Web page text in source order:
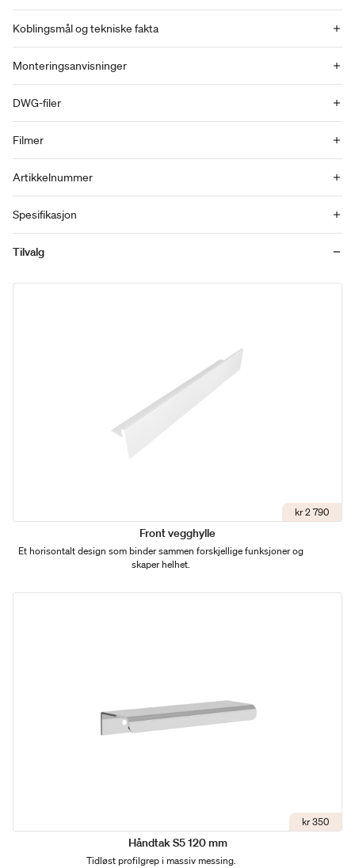
Koblingsmål og tekniske fakta
Monteringsanvisninger
DWG-filer
Filmer
Artikkelnummer
Spesifikasjon
Tilvalg
kr 2 790
Front vegghylle
Et horisontalt design som binder sammen forskjellige funksjoner og
skaper helhet.
kr 350
Håndtak S5 120 mm
Tidløst profilgrep i massiv messing.